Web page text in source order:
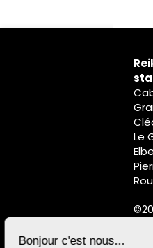
Le
Bonjour c'est nous...